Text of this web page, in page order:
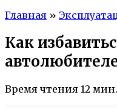
Главная »
Как
Время чтения 12 мин.